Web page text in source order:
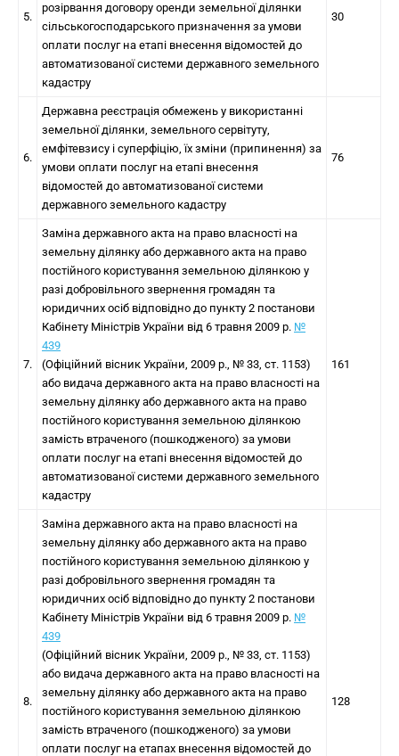
5.
розірвання договору оренди земельної ділянки
сільськогосподарського призначення за умови
оплати послуг на етапі внесення відомостей до
автоматизованої системи державного земельного
кадастру
30
6.
Державна реєстрація обмежень у використанні
земельної ділянки, земельного сервітуту,
емфітевзису і суперфіцію, їх зміни (припинення) за
умови оплати послуг на етапі внесення
відомостей до автоматизованої системи
державного земельного кадастру
76
7.
Заміна державного акта на право власності на
земельну ділянку або державного акта на право
постійного користування земельною ділянкою у
разі добровільного звернення громадян та
юридичних осіб відповідно до пункту 2 постанови
Кабінету Міністрів України від 6 травня 2009 р. №
439
(Офіційний вісник України, 2009 р., № 33, ст. 1153)
або видача державного акта на право власності на
земельну ділянку або державного акта на право
постійного користування земельною ділянкою
замість втраченого (пошкодженого) за умови
оплати послуг на етапі внесення відомостей до
автоматизованої системи державного земельного
кадастру
161
8.
Заміна державного акта на право власності на
земельну ділянку або державного акта на право
постійного користування земельною ділянкою у
разі добровільного звернення громадян та
юридичних осіб відповідно до пункту 2 постанови
Кабінету Міністрів України від 6 травня 2009 р. №
439
(Офіційний вісник України, 2009 р., № 33, ст. 1153)
або видача державного акта на право власності на
земельну ділянку або державного акта на право
постійного користування земельною ділянкою
замість втраченого (пошкодженого) за умови
оплати послуг на етапах внесення відомостей до
128